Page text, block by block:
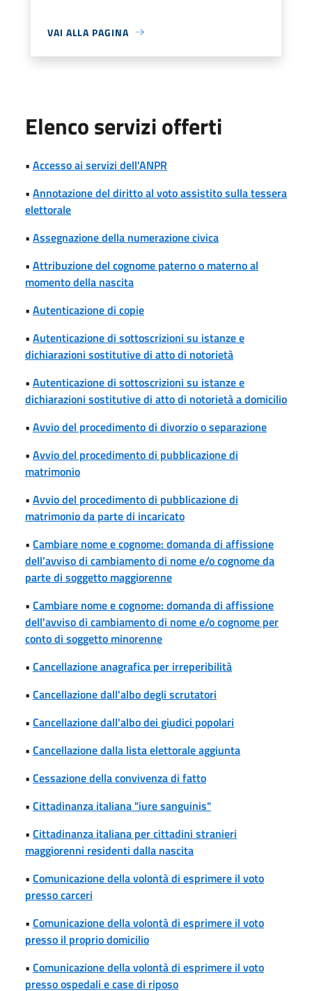
VAI ALLA PAGINA
Elenco servizi offerti
• Accesso ai servizi dell'ANPR
• Annotazione del diritto al voto assistito sulla tessera
elettorale
• Assegnazione della numerazione civica
• Attribuzione del cognome paterno o materno al
momento della nascita
• Autenticazione di copie
• Autenticazione di sottoscrizioni su istanze e
dichiarazioni sostitutive di atto di notorietà
• Autenticazione di sottoscrizioni su istanze e
dichiarazioni sostitutive di atto di notorietà a domicilio
• Avvio del procedimento di divorzio o separazione
• Avvio del procedimento di pubblicazione di
matrimonio
• Avvio del procedimento di pubblicazione di
matrimonio da parte di incaricato
• Cambiare nome e cognome: domanda di affissione
dell’avviso di cambiamento di nome e/o cognome da
parte di soggetto maggiorenne
• Cambiare nome e cognome: domanda di affissione
dell’avviso di cambiamento di nome e/o cognome per
conto di soggetto minorenne
• Cancellazione anagrafica per irreperibilità
• Cancellazione dall'albo degli scrutatori
• Cancellazione dall'albo dei giudici popolari
• Cancellazione dalla lista elettorale aggiunta
• Cessazione della convivenza di fatto
• Cittadinanza italiana "iure sanguinis"
• Cittadinanza italiana per cittadini stranieri
maggiorenni residenti dalla nascita
• Comunicazione della volontà di esprimere il voto
presso carceri
• Comunicazione della volontà di esprimere il voto
presso il proprio domicilio
• Comunicazione della volontà di esprimere il voto
presso ospedali e case di riposo